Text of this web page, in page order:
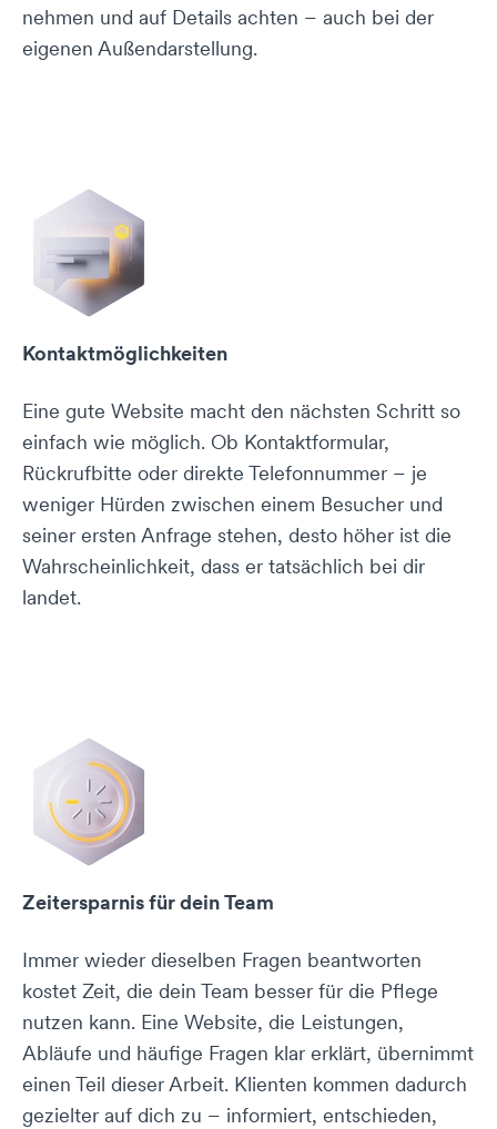
nehmen und auf Details achten – auch bei der
eigenen Außendarstellung.
Kontaktmöglichkeiten
Eine gute Website macht den nächsten Schritt so
einfach wie möglich. Ob Kontaktformular,
Rückrufbitte oder direkte Telefonnummer – je
weniger Hürden zwischen einem Besucher und
seiner ersten Anfrage stehen, desto höher ist die
Wahrscheinlichkeit, dass er tatsächlich bei dir
landet.
Zeitersparnis für dein Team
Immer wieder dieselben Fragen beantworten
kostet Zeit, die dein Team besser für die Pflege
nutzen kann. Eine Website, die Leistungen,
Abläufe und häufige Fragen klar erklärt, übernimmt
einen Teil dieser Arbeit. Klienten kommen dadurch
gezielter auf dich zu – informiert, entschieden,